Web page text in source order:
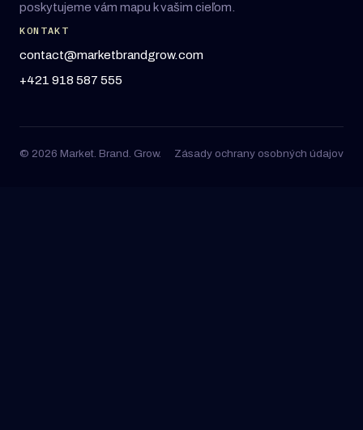
poskytujeme vám mapu k vašim cieľom.
KONTAKT
contact@marketbrandgrow.com
+421 918 587 555
© 2026 Market. Brand. Grow. Zásady ochrany osobných údajov